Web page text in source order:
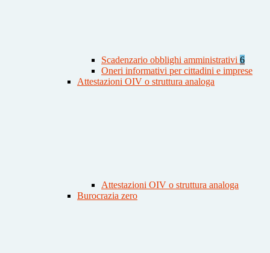
Scadenzario obblighi amministrativi 6
Oneri informativi per cittadini e imprese
Attestazioni OIV o struttura analoga
Attestazioni OIV o struttura analoga
Burocrazia zero